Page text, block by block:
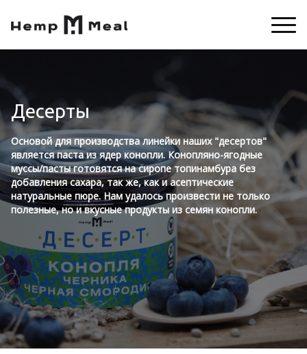
Десерты
Основой для производства линейки наших "десертов"
является паста из ядер конопли. Конопляно-ягодные
муссы/пасты готовятся на сиропе топинамбура без
добавления сахара, так же, как и асептические
натуральные пюре. Нам удалось произвести не только
полезные, но и вкусные продукты из семян конопли.